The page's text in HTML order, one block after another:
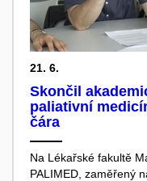
21. 6.
Skončil
paliativní
čára
Na Lékařské fakultě
PALIMED, zaměřený